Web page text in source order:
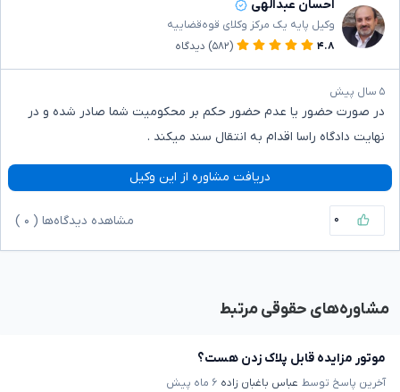
احسان عبدالهی
وکیل پایه یک مرکز وکلای قوه‌قضاییه
۴.۸
(۵۸۲) دیدگاه
۵ سال پیش
در صورت حضور یا عدم حضور حکم بر محکومیت شما صادر شده و در
نهایت دادگاه راسا اقدام به انتقال سند میکند .
دریافت مشاوره از این وکیل
۰ مشاهده دیدگاه‌ها ( ۰
مشاوره‌های حقوقی مرتبط
موتور مزایده قابل پلاک زدن هست؟
آخرین پاسخ توسط عباس باغبان زاده ۶ ماه پیش